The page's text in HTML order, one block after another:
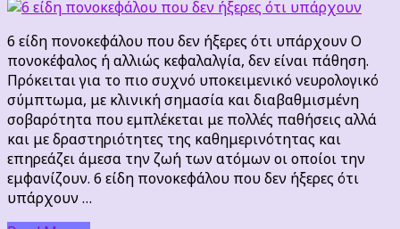
είδη
πονοκεφάλου
που
δεν
ήξερες
ότι
υπάρχουν
6 είδη πονοκεφάλου που δεν ήξερες ότι υπάρχουν Ο
πονοκέφαλος ή αλλιώς κεφαλαλγία, δεν είναι πάθηση.
Πρόκειται για το πιο συχνό υποκειμενικό νευρολογικό
σύμπτωμα, με κλινική σημασία και διαβαθμισμένη
σοβαρότητα που εμπλέκεται με πολλές παθήσεις αλλά
και με δραστηριότητες της καθημερινότητας και
επηρεάζει άμεσα την ζωή των ατόμων οι οποίοι την
εμφανίζουν. 6 είδη πονοκεφάλου που δεν ήξερες ότι
υπάρχουν …